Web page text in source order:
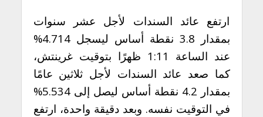
ارتفع عائد السندات لأجل عشر سنوات
بمقدار 3.8 نقطة أساس ليسجل 4.714%
عند الساعة 1:11 ظهرًا بتوقيت غرينتش،
كما صعد عائد السندات لأجل ثلاثين عامًا
بمقدار 4.2 نقطة أساس ليصل إلى 5.534%
في التوقيت نفسه. وبعد دقيقة واحدة، ارتفع